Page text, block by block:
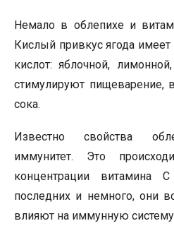
Немало в облепихе и
Кислый привкус ягода
кислот: яблочной,
стимулируют пищеварение,
сока.
Известно свойства
иммунитет. Это
концентрации витамина
последних и немного, они
влияют на иммунную